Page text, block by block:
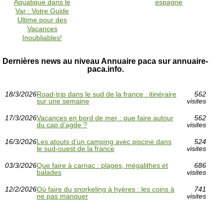
Aquatique dans le
Var : Votre Guide
Ultime pour des
Vacances
Inoubliables!
espagne
Dernières news au niveau Annuaire paca sur annuaire-
paca.info.
18/3/2026Road-trip dans le sud de la france : itinéraire
sur une semaine
562
visites
17/3/2026Vacances en bord de mer : que faire autour
du cap d’agde ?
562
visites
16/3/2026Les atouts d’un camping avec piscine dans
le sud-ouest de la france
524
visites
03/3/2026Que faire à carnac : plages, mégalithes et
balades
686
visites
12/2/2026Où faire du snorkeling à hyères : les coins à
ne pas manquer
741
visites